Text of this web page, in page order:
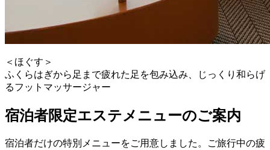
＜ほぐす＞
ふくらはぎから足まで疲れた足を包み込み、じっくり和らげ
るフットマッサージャー
宿泊者限定エステメニューのご案内
宿泊者だけの特別メニューをご用意しました。ご旅行中の疲